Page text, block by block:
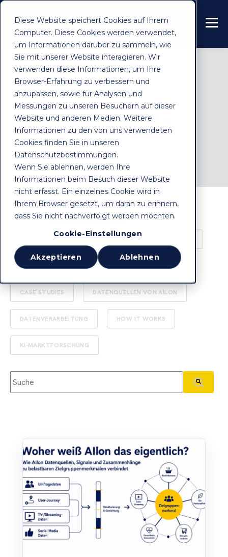
Diese Website speichert Cookies auf Ihrem
Computer. Diese Cookies werden verwendet,
um Informationen darüber zu sammeln, wie
Sie mit unserer Website interagieren. Wir
verwenden diese Informationen, um Ihre
Browser-Erfahrung zu verbessern und
anzupassen, sowie für Analysen und
Messungen zu unseren Besuchern auf dieser
Website und anderen Medien. Weitere
Informationen zu den von uns verwendeten
Cookies finden Sie in unseren
Datenschutzbestimmungen.
Wenn Sie ablehnen, werden Ihre
Informationen beim Besuch dieser Website
nicht erfasst. Ein einzelnes Cookie wird in
Ihrem Browser gesetzt, um daran zu erinnern,
dass Sie nicht nachverfolgt werden möchten.
Cookie-Einstellungen
Akzeptieren Ablehnen
TOPIC
Audience Insights
ALL AUDIENCE INSIGHTS
AUDIENCE ACTIVATION MARKETING STRATEGIE
DATEN INTEGRATION AILON PRESSEMELDUNG
CASE STUDIES DATENQUELLEN VON AILON
DATENVERARBEITUNG HOW IT WORKS
KI-MARKTFORSCHUNG
Dies ist ein Suchfeld mit einer automatischen